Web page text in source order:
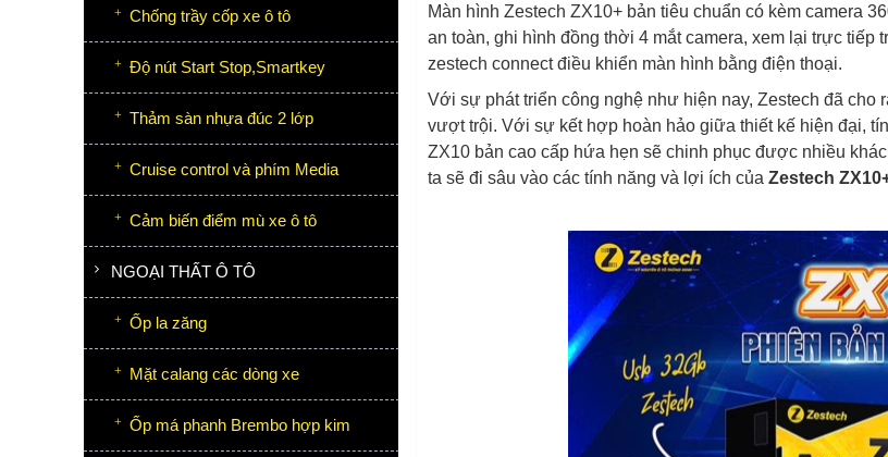
Màn hình Zestech ZX10+ bản tiêu chuẩn có kèm camera
an toàn, ghi hình đồng thời 4 mắt camera, xem lại trực
zestech connect điều khiển màn hình bằng điện thoại.
Với sự phát triển công nghệ như hiện nay, Zestech đã cho
vượt trội. Với sự kết hợp hoàn hảo giữa thiết kế hiện đại,
ZX10 bản cao cấp hứa hẹn sẽ chinh phục được nhiều
ta sẽ đi sâu vào các tính năng và lợi ích của Zestech
Chống trầy cốp xe ô tô
Độ nút Start Stop,Smartkey
Thảm sàn nhựa đúc 2 lớp
Cruise control và phím Media
Cảm biến điểm mù xe ô tô
NGOẠI THẤT Ô TÔ
Ốp la zăng
Mặt calang các dòng xe
Ốp má phanh Brembo hợp kim